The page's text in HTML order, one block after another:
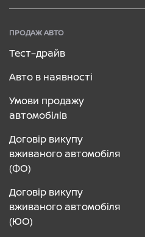
ПРОДАЖ АВТО
Тест–драйв
Авто в наявності
Умови продажу
автомобілів
Договір викупу
вживаного автомобіля
(ФО)
Договір викупу
вживаного автомобіля
(ЮО)